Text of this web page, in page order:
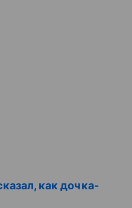
как дочка-